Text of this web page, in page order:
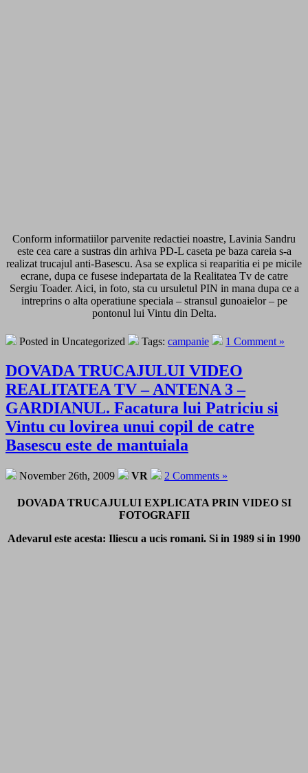
Conform informatiilor parvenite redactiei noastre, Lavinia Sandru
este cea care a sustras din arhiva PD-L caseta pe baza careia s-a
realizat trucajul anti-Basescu. Asa se explica si reaparitia ei pe micile
ecrane, dupa ce fusese indepartata de la Realitatea Tv de catre
Sergiu Toader. Aici, in foto, sta cu ursuletul PIN in mana dupa ce a
intreprins o alta operatiune speciala – stransul gunoaielor – pe
pontonul lui Vintu din Delta.
Posted in Uncategorized Tags: campanie 1 Comment »
DOVADA TRUCAJULUI VIDEO
REALITATEA TV – ANTENA 3 –
GARDIANUL. Facatura lui Patriciu si
Vintu cu lovirea unui copil de catre
Basescu este de mantuiala
November 26th, 2009 VR 2 Comments »
DOVADA TRUCAJULUI EXPLICATA PRIN VIDEO SI
FOTOGRAFII
Adevarul este acesta: Iliescu a ucis romani. Si in 1989 si in 1990